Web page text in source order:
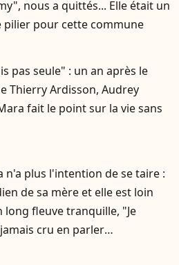
nous a quittés... Elle était un
pilier pour cette commune
pas seule" : un an après le
Thierry Ardisson, Audrey
fait le point sur la vie sans
n'a plus l'intention de se taire :
de sa mère et elle est loin
long fleuve tranquille, "Je
cru en parler